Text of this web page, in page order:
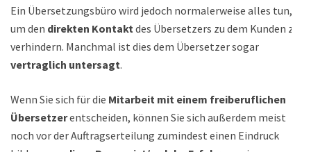
Ein Übersetzungsbüro wird jedoch normalerweise alles tun,
um den direkten Kontakt des Übersetzers zu dem Kunden zu
verhindern. Manchmal ist dies dem Übersetzer sogar
vertraglich untersagt.
Wenn Sie sich für die Mitarbeit mit einem freiberuflichen
Übersetzerentscheiden, können Sie sich außerdem meist
noch vor der Auftragserteilung zumindest einen Eindruck